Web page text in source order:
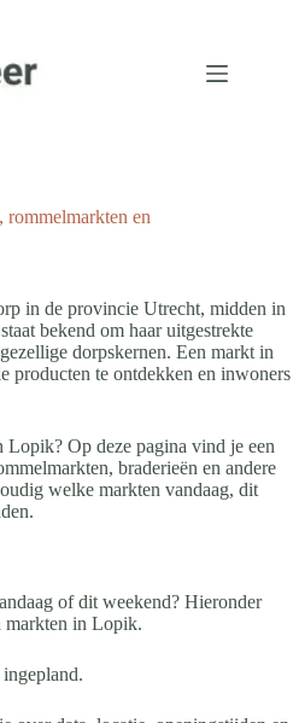
en
in de provincie Utrecht, midden in
bekend om haar uitgestrekte
dorpskernen. Een markt in
producten te ontdekken en inwoners
Lopik? Op deze pagina vind je een
braderieën en andere
welke markten vandaag, dit
of dit weekend? Hieronder
markten in Lopik.